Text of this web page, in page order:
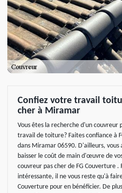
Confiez votre travail
cher à Miramar
Vous êtes la recherche d'un couvreur
travail de toiture? Faites confiance à
dans Miramar 06590. D'ailleurs, vous
baisser le coût de main d'œuvre de
couvreur pas cher de FG Couverture
intéressante, il ne vous reste qu'à
Couverture pour en bénéficier. De